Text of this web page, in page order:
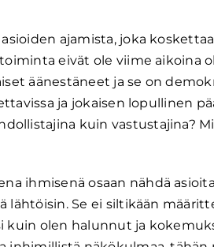
ajamista, joka
eivät ole viime aikoina
äänestäneet ja se on
ja jokaisen lopullinen
kuin vastustajina?
ihmisenä osaan nähdä
lähtöisin. Se ei siltikään
kuin olen halunnut ja